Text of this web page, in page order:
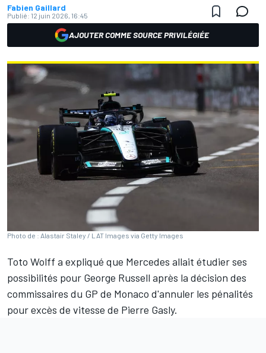
Fabien Gaillard
Publié: 12 juin 2026, 16:45
AJOUTER COMME SOURCE PRIVILÉGIÉE
Photo de : Alastair Staley / LAT Images via Getty Images
Toto Wolff a expliqué que Mercedes allait étudier ses
possibilités pour George Russell après la décision des
commissaires du GP de Monaco d'annuler les pénalités
pour excès de vitesse de Pierre Gasly.